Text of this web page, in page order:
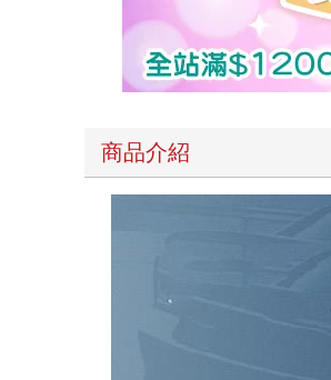
商品介紹